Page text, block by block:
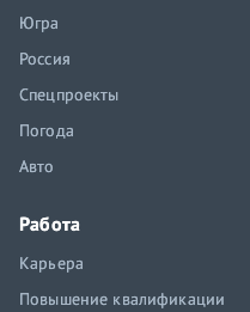
Югра
Россия
Спецпроекты
Погода
Авто
Работа
Карьера
Повышение квалификации